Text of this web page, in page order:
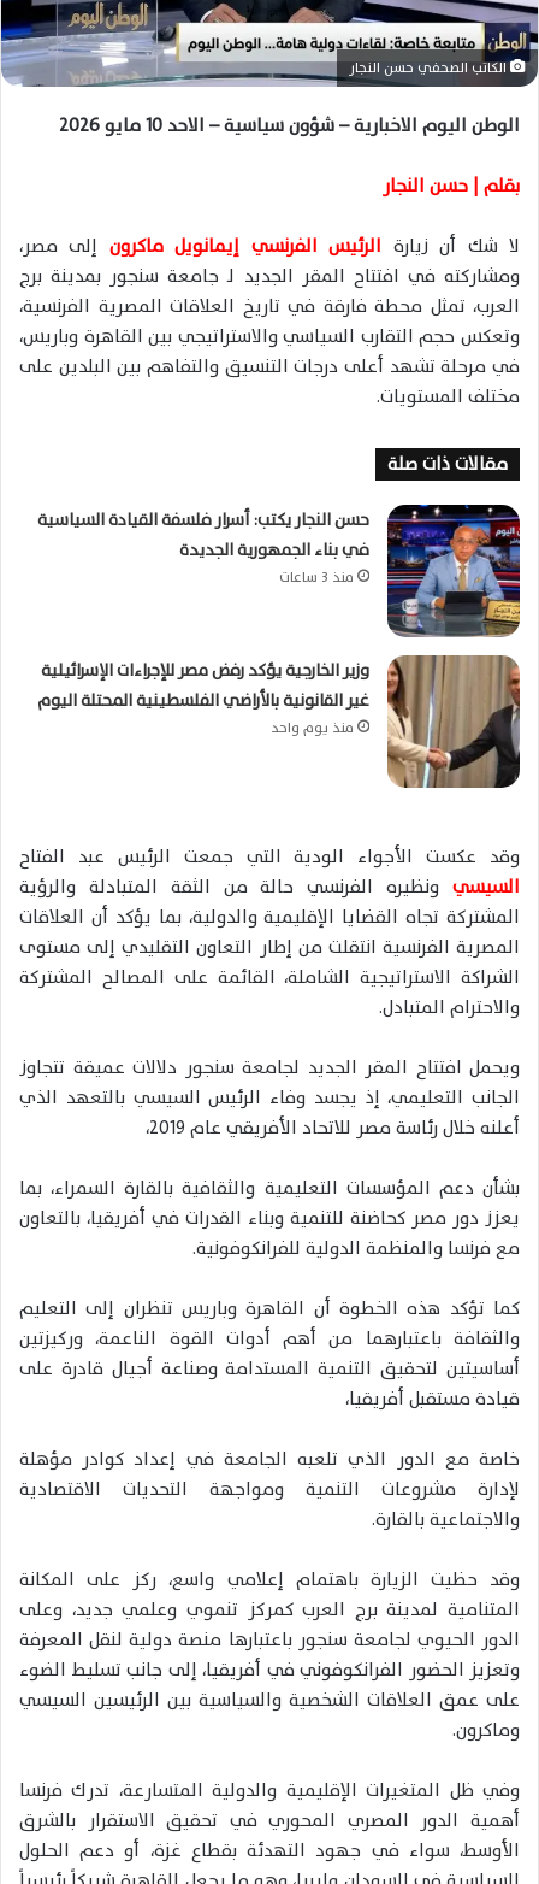
ل
ك
ت
و
ي
الكاتب الصحفي حسن النجار
الوطن اليوم الاخبارية – شؤون سياسية – الاحد 10 مايو 2026
بقلم | حسن النجار
لا شك أن زيارة الرئيس الفرنسي إيمانويل ماكرون إلى مصر،
ومشاركته في افتتاح المقر الجديد لـ جامعة سنجور بمدينة برج
العرب، تمثل محطة فارقة في تاريخ العلاقات المصرية الفرنسية،
وتعكس حجم التقارب السياسي والاستراتيجي بين القاهرة وباريس،
في مرحلة تشهد أعلى درجات التنسيق والتفاهم بين البلدين على
مختلف المستويات.
مقالات ذات صلة
حسن النجار يكتب: أسرار فلسفة القيادة السياسية
في بناء الجمهورية الجديدة
منذ 3 ساعات
وزير الخارجية يؤكد رفض مصر للإجراءات الإسرائيلية
غير القانونية بالأراضي الفلسطينية المحتلة اليوم
منذ يوم واحد
وقد عكست الأجواء الودية التي جمعت الرئيس عبد الفتاح
السيسي ونظيره الفرنسي حالة من الثقة المتبادلة والرؤية
المشتركة تجاه القضايا الإقليمية والدولية، بما يؤكد أن العلاقات
المصرية الفرنسية انتقلت من إطار التعاون التقليدي إلى مستوى
الشراكة الاستراتيجية الشاملة، القائمة على المصالح المشتركة
والاحترام المتبادل.
ويحمل افتتاح المقر الجديد لجامعة سنجور دلالات عميقة تتجاوز
الجانب التعليمي، إذ يجسد وفاء الرئيس السيسي بالتعهد الذي
أعلنه خلال رئاسة مصر للاتحاد الأفريقي عام 2019،
بشأن دعم المؤسسات التعليمية والثقافية بالقارة السمراء، بما
يعزز دور مصر كحاضنة للتنمية وبناء القدرات في أفريقيا، بالتعاون
مع فرنسا والمنظمة الدولية للفرانكوفونية.
كما تؤكد هذه الخطوة أن القاهرة وباريس تنظران إلى التعليم
والثقافة باعتبارهما من أهم أدوات القوة الناعمة، وركيزتين
أساسيتين لتحقيق التنمية المستدامة وصناعة أجيال قادرة على
قيادة مستقبل أفريقيا،
خاصة مع الدور الذي تلعبه الجامعة في إعداد كوادر مؤهلة
لإدارة مشروعات التنمية ومواجهة التحديات الاقتصادية
والاجتماعية بالقارة.
وقد حظيت الزيارة باهتمام إعلامي واسع، ركز على المكانة
المتنامية لمدينة برج العرب كمركز تنموي وعلمي جديد، وعلى
الدور الحيوي لجامعة سنجور باعتبارها منصة دولية لنقل المعرفة
وتعزيز الحضور الفرانكوفوني في أفريقيا، إلى جانب تسليط الضوء
على عمق العلاقات الشخصية والسياسية بين الرئيسين السيسي
وماكرون.
وفي ظل المتغيرات الإقليمية والدولية المتسارعة، تدرك فرنسا
أهمية الدور المصري المحوري في تحقيق الاستقرار بالشرق
الأوسط، سواء في جهود التهدئة بقطاع غزة، أو دعم الحلول